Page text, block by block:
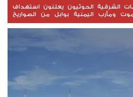
الشرقية الحوثيون يعلنون استهداف
ومأرب اليمنية بوابل من الصواريخ